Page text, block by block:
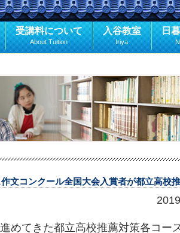
受講料について
About Tuition
入谷教室
Iriya
日
作文コンクール全国大会入賞者が都立高校
めてきた都立高校推薦対策各コー